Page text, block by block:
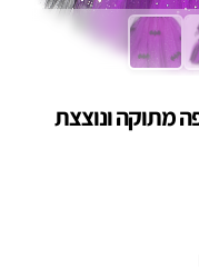
מתוקה ונוצצת